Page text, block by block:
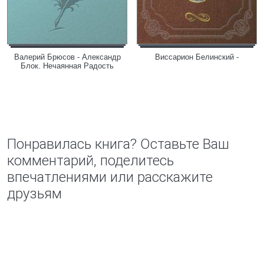
Валерий Брюсов - Александр
Блок. Нечаянная Радость
Виссарион Белинский -
Понравилась книга? Оставьте Ваш
комментарий, поделитесь
впечатлениями или расскажите
друзьям